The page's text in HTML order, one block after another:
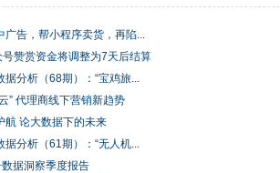
广告，帮小程序卖货，再陷...
赞赏资金将调整为7天后结算
据分析（68期）：“宝鸡旅...
” 代理商线下营销新趋势
航 论大数据下的未来
据分析（61期）：“无人机...
据洞察季度报告